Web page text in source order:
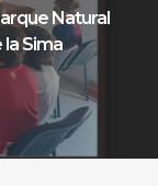
Natural
Sima